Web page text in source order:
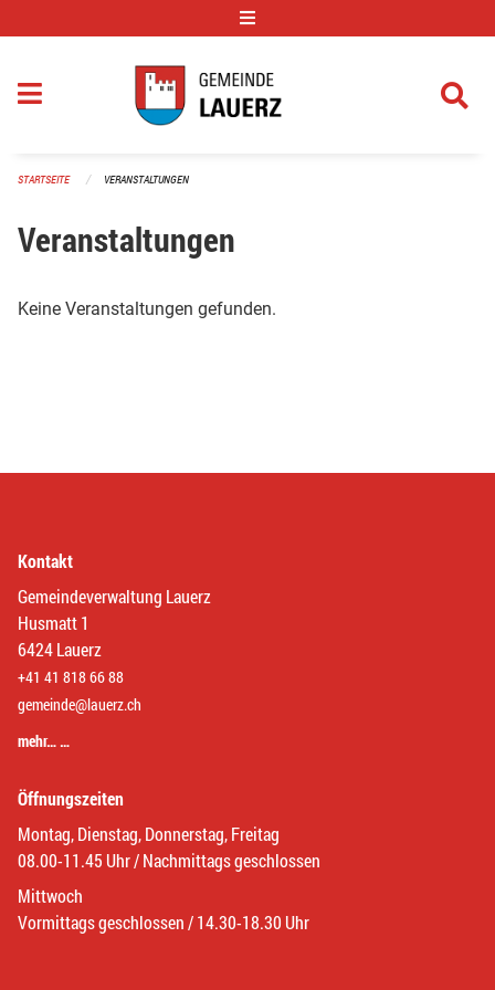
STARTSEITE VERANSTALTUNGEN
Veranstaltungen
Keine Veranstaltungen gefunden.
Kontakt
Gemeindeverwaltung Lauerz
Husmatt 1
6424 Lauerz
+41 41 818 66 88
gemeinde@lauerz.ch
mehr… …
Öffnungszeiten
Montag, Dienstag, Donnerstag, Freitag
08.00-11.45 Uhr / Nachmittags geschlossen
Mittwoch
Vormittags geschlossen / 14.30-18.30 Uhr